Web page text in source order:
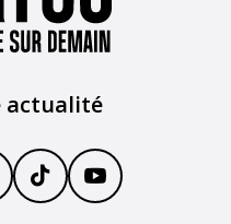
actualité